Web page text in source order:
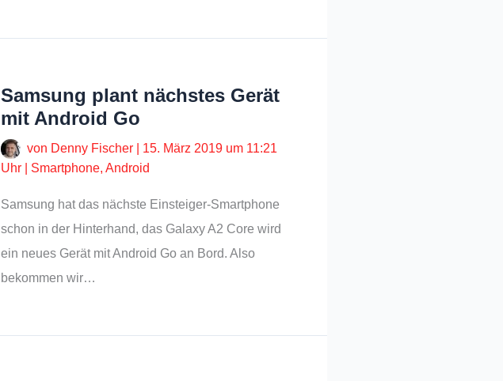
Samsung plant nächstes Gerät
mit Android Go
von Denny Fischer
15. März 2019 um 11:21
Uhr
Smartphone, Android
Samsung hat das nächste Einsteiger-Smartphone
schon in der Hinterhand, das Galaxy A2 Core wird
ein neues Gerät mit Android Go an Bord. Also
bekommen wir…